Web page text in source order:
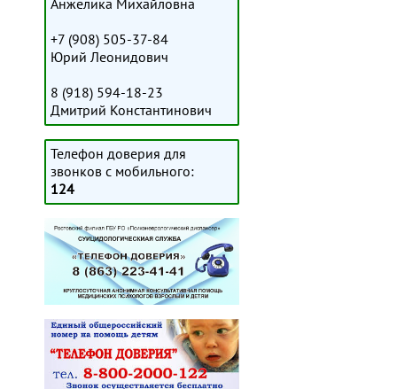
Анжелика Михайловна
+7 (908) 505-37-84
Юрий Леонидович
8 (918) 594-18-23
Дмитрий Константинович
Телефон доверия для
звонков с мобильного:
124